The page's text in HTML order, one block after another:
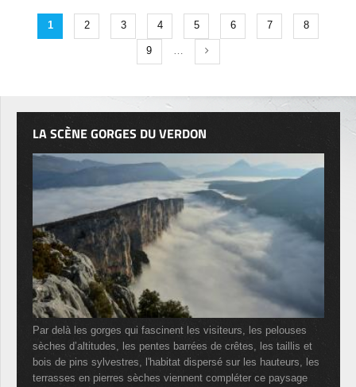
1 2 3 4 5 6 7 8
9 …
LA SCÈNE GORGES DU VERDON
Par delà les gorges qui fascinent les visiteurs, les pelouses
sèches d’altitudes, les pentes barrées de crêtes, les taillis et
bois de pins sylvestres, l'habitat dispersé sur les hauteurs, les
terrasses en pierres sèches viennent compléter ce paysage